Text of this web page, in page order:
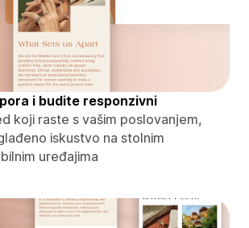
i budite responzivni
koji raste s vašim poslovanjem,
iskustvo na stolnim
uređajima